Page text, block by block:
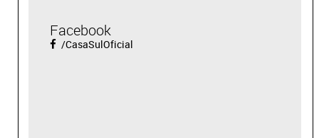
Facebook
/CasaSulOficial